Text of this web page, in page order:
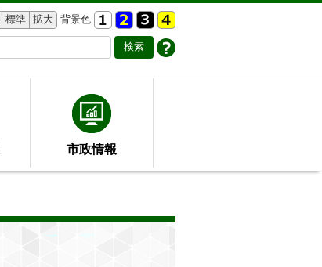
標準 拡大 背景色
市政情報